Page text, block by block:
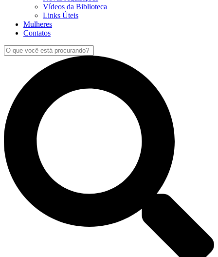
Vídeos da Biblioteca
Links Úteis
Mulheres
Contatos